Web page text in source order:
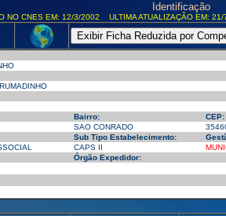
Identificação
NO CNES EM: 12/3/2002 ULTIMA ATUALIZAÇÃO EM:
Bairro:
CEP:
SAO CONRADO
Sub Tipo Estabelecimento:
CAPS II
Órgão Expedidor: